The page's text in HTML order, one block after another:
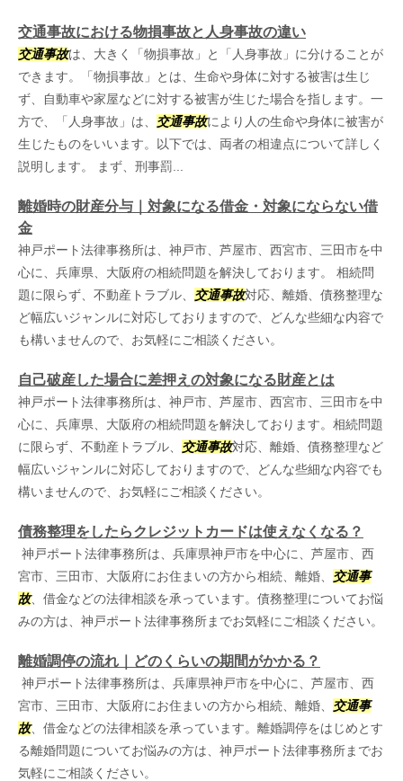
交通事故における物損事故と人身事故の違い
交通事故は、大きく「物損事故」と「人身事故」に分けることが
できます。「物損事故」とは、生命や身体に対する被害は生じ
ず、自動車や家屋などに対する被害が生じた場合を指します。一
方で、「人身事故」は、 交通事故により人の生命や身体に被害が
生じたものをいいます。以下では、両者の相違点について詳しく
説明します。 まず、刑事罰...
離婚時の財産分与｜対象になる借金・対象にならない借
金
神戸ポート法律事務所は、神戸市、芦屋市、西宮市、三田市を中
心に、兵庫県、大阪府の相続問題を解決しております。 相続問
題に限らず、不動産トラブル、 交通事故対応、離婚、債務整理な
ど幅広いジャンルに対応しておりますので、どんな些細な内容で
も構いませんので、お気軽にご相談ください。
自己破産した場合に差押えの対象になる財産とは
神戸ポート法律事務所は、神戸市、芦屋市、西宮市、三田市を中
心に、兵庫県、大阪府の相続問題を解決しております。相続問題
に限らず、不動産トラブル、 交通事故対応、離婚、債務整理など
幅広いジャンルに対応しておりますので、どんな些細な内容でも
構いませんので、お気軽にご相談ください。
債務整理をしたらクレジットカードは使えなくなる？
神戸ポート法律事務所は、兵庫県神戸市を中心に、芦屋市、西
宮市、三田市、大阪府にお住まいの方から相続、離婚、 交通事
故、借金などの法律相談を承っています。債務整理についてお悩
みの方は、神戸ポート法律事務所までお気軽にご相談ください。
離婚調停の流れ｜どのくらいの期間がかかる？
神戸ポート法律事務所は、兵庫県神戸市を中心に、芦屋市、西
宮市、三田市、大阪府にお住まいの方から相続、離婚、 交通事
故、借金などの法律相談を承っています。離婚調停をはじめとす
る離婚問題についてお悩みの方は、神戸ポート法律事務所までお
気軽にご相談ください。